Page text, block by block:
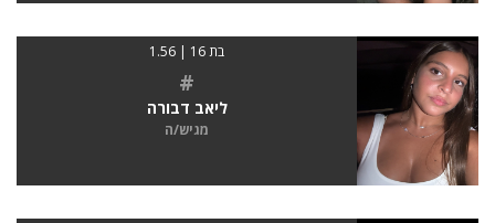
בת 16 | 1.56
#
ליאב דבורה
מגיש/ה